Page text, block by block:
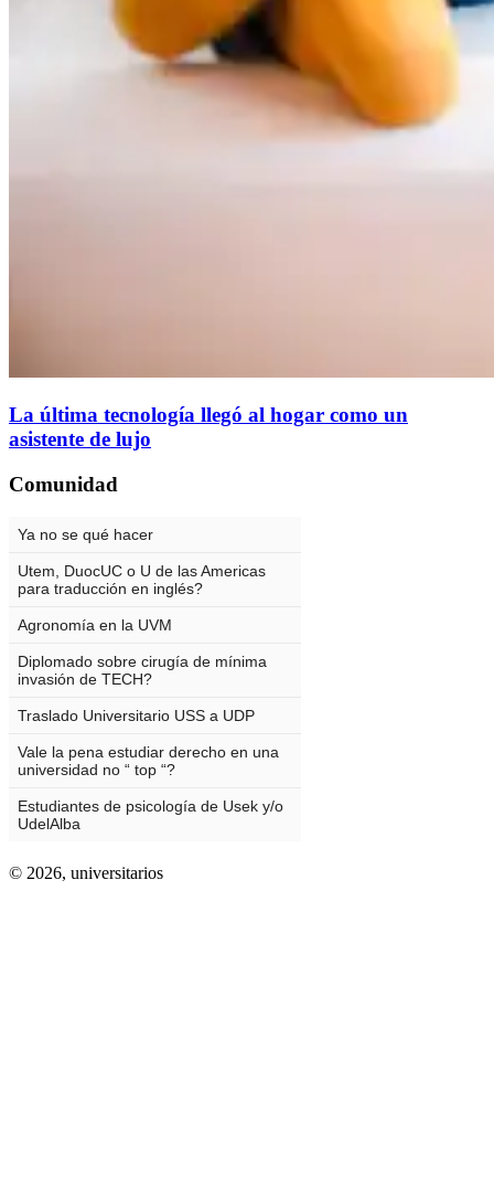
La última tecnología llegó al hogar como un
asistente de lujo
Comunidad
© 2026, universitarios